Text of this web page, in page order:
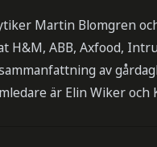
Martin Blomgren
ABB, Axfood,
av
är Elin Wiker och